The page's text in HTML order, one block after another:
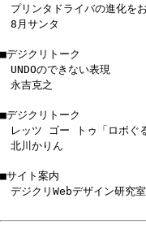
プリンタドライバの進化をお
8月サンタ
■デジクリトーク
UNDOのできない表現
永吉克之
■デジクリトーク
レッツ ゴー トゥ「ロボぐ
北川かりん
■サイト案内
デジクリWebデザイン研究